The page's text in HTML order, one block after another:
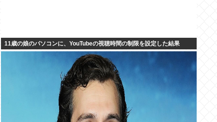
11歳の娘のパソコンに、YouTubeの視聴時間の制限を設定した結果